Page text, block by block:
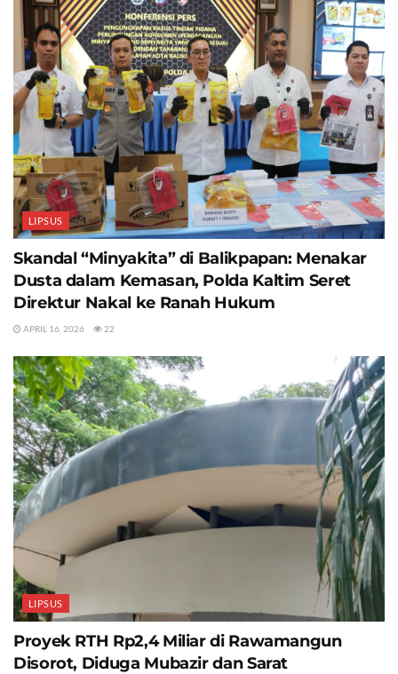
LIPSUS
Skandal “Minyakita” di Balikpapan: Menakar
Dusta dalam Kemasan, Polda Kaltim Seret
Direktur Nakal ke Ranah Hukum
APRIL 16, 2026 22
LIPSUS
Proyek RTH Rp2,4 Miliar di Rawamangun
Disorot, Diduga Mubazir dan Sarat